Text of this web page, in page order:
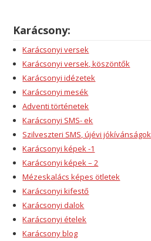
Karácsony:
Karácsonyi versek
Karácsonyi versek, köszöntők
Karácsonyi idézetek
Karácsonyi mesék
Adventi történetek
Karácsonyi SMS- ek
Szilveszteri SMS, újévi jókívánságok
Karácsonyi képek -1
Karácsonyi képek – 2
Mézeskalács képes ötletek
Karácsonyi kifestő
Karácsonyi dalok
Karácsonyi ételek
Karácsony blog